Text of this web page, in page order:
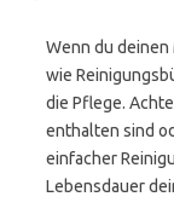
Wenn du
wie
die Pflege.
enthalten sind
einfacher
Lebensdauer